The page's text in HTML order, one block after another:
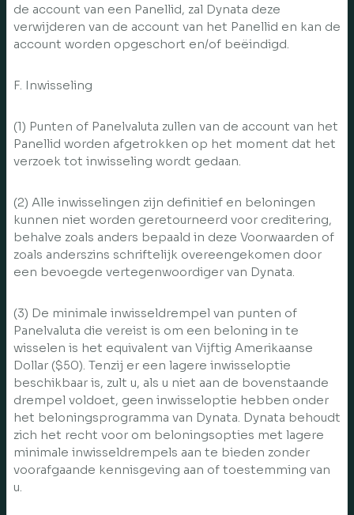
de account van een Panellid, zal Dynata deze
verwijderen van de account van het Panellid en kan de
account worden opgeschort en/of beëindigd.
F. Inwisseling
(1) Punten of Panelvaluta zullen van de account van het
Panellid worden afgetrokken op het moment dat het
verzoek tot inwisseling wordt gedaan.
(2) Alle inwisselingen zijn definitief en beloningen
kunnen niet worden geretourneerd voor creditering,
behalve zoals anders bepaald in deze Voorwaarden of
zoals anderszins schriftelijk overeengekomen door
een bevoegde vertegenwoordiger van Dynata.
(3) De minimale inwisseldrempel van punten of
Panelvaluta die vereist is om een beloning in te
wisselen is het equivalent van Vijftig Amerikaanse
Dollar ($50). Tenzij er een lagere inwisseloptie
beschikbaar is, zult u, als u niet aan de bovenstaande
drempel voldoet, geen inwisseloptie hebben onder
het beloningsprogramma van Dynata. Dynata behoudt
zich het recht voor om beloningsopties met lagere
minimale inwisseldrempels aan te bieden zonder
voorafgaande kennisgeving aan of toestemming van
u.